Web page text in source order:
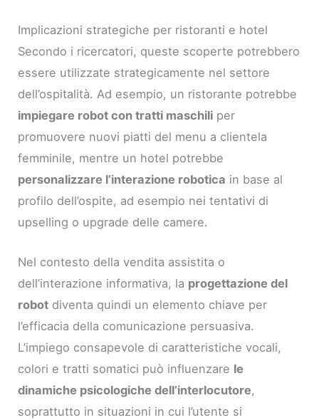
Implicazioni strategiche per ristoranti e hotel
Secondo i ricercatori, queste scoperte potrebbero
essere utilizzate strategicamente nel settore
dell’ospitalità. Ad esempio, un ristorante potrebbe
impiegare robot con tratti maschili per
promuovere nuovi piatti del menu a clientela
femminile, mentre un hotel potrebbe
personalizzare l’interazione robotica in base al
profilo dell’ospite, ad esempio nei tentativi di
upselling o upgrade delle camere.
Nel contesto della vendita assistita o
dell’interazione informativa, la progettazione del
robot diventa quindi un elemento chiave per
l’efficacia della comunicazione persuasiva.
L’impiego consapevole di caratteristiche vocali,
colori e tratti somatici può influenzare le
dinamiche psicologiche dell’interlocutore,
soprattutto in situazioni in cui l’utente si